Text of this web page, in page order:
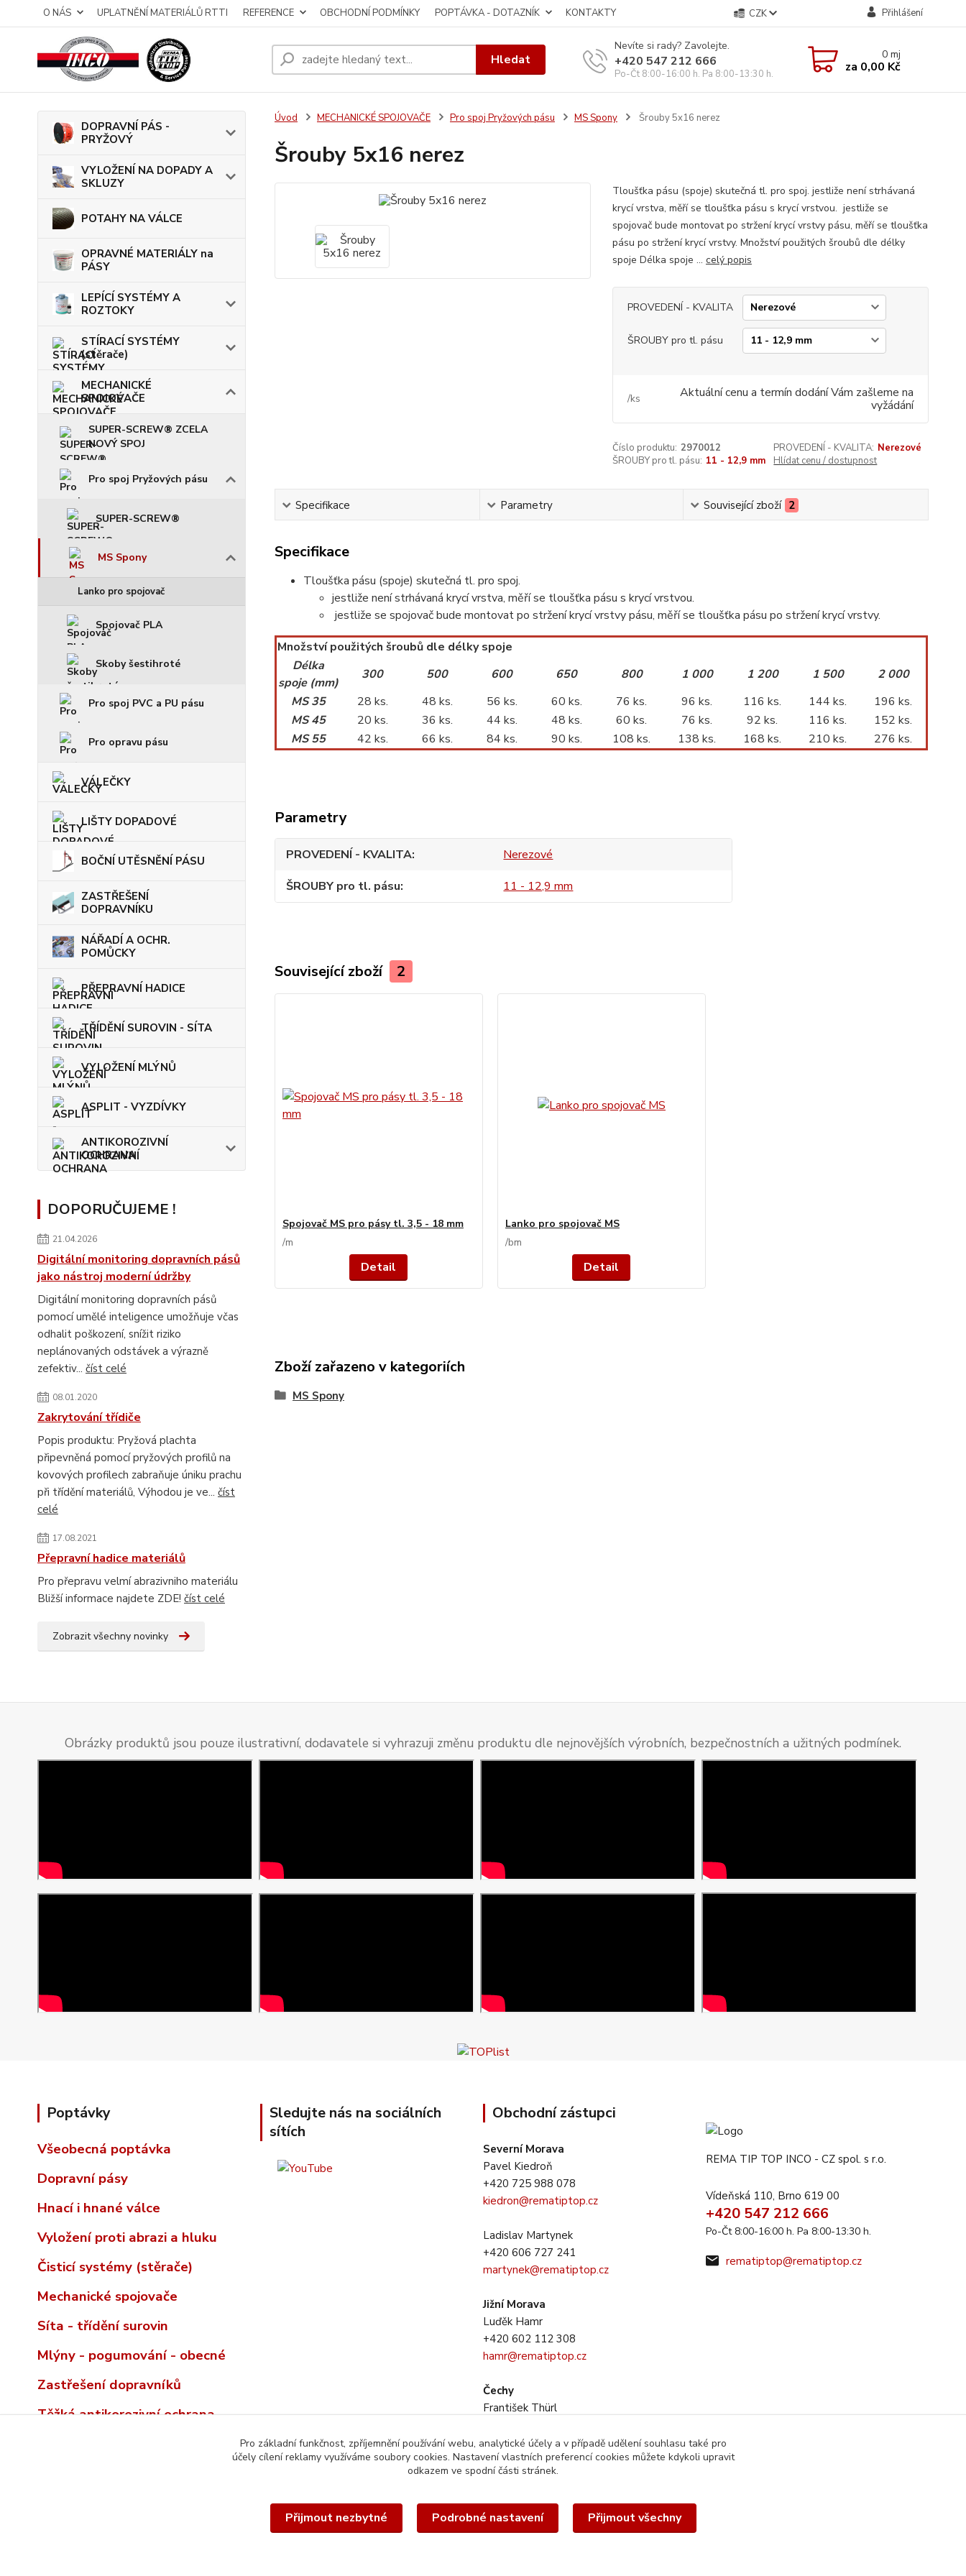
O NÁS UPLATNĚNÍ MATERIÁLŮ RTTI REFERENCE OBCHODNÍ PODMÍNKY POPTÁVKA - DOTAZNÍK KONTAKTY CZK Přihlášení
Hledat
Nevíte si rady? Zavolejte.
+420 547 212 666
Po-Čt 8:00-16:00 h. Pa 8:00-13:30 h.
0mj
za 0,00 Kč
DOPRAVNÍ PÁS -
PRYŽOVÝ
VYLOŽENÍ NA DOPADY A
SKLUZY
POTAHY NA VÁLCE
OPRAVNÉ MATERIÁLY na
PÁSY
LEPÍCÍ SYSTÉMY A
ROZTOKY
STÍRACÍ SYSTÉMY
(stěrače)
MECHANICKÉ
SPOJOVAČE
SUPER-SCREW® ZCELA
NOVÝ SPOJ
Pro spoj Pryžových pásu
SUPER-SCREW®
MS Spony
Lanko pro spojovač
Spojovač PLA
Skoby šestihroté
Pro spoj PVC a PU pásu
Pro opravu pásu
VÁLEČKY
LIŠTY DOPADOVÉ
BOČNÍ UTĚSNĚNÍ PÁSU
ZASTŘEŠENÍ
DOPRAVNÍKU
NÁŘADÍ A OCHR.
POMŮCKY
PŘEPRAVNÍ HADICE
TŘÍDĚNÍ SUROVIN - SÍTA
VYLOŽENÍ MLÝNŮ
ASPLIT - VYZDÍVKY
ANTIKOROZIVNÍ
OCHRANA
DOPORUČUJEME !
21.04.2026
Digitální monitoring dopravních pásů
jako nástroj moderní údržby
Digitální monitoring dopravních pásů
pomocí umělé inteligence umožňuje včas
odhalit poškození, snížit riziko
neplánovaných odstávek a výrazně
zefektiv... číst celé
08.01.2020
Zakrytování třídiče
Popis produktu: Pryžová plachta
připevněná pomocí pryžových profilů na
kovových profilech zabraňuje úniku prachu
při třídění materiálů, Výhodou je ve... číst
celé
17.08.2021
Přepravní hadice materiálů
Pro přepravu velmí abrazivniho materiálu
Bližší informace najdete ZDE! číst celé
Zobrazit všechny novinky
Úvod MECHANICKÉ SPOJOVAČE Pro spoj Pryžových pásu MS Spony Šrouby 5x16 nerez
Šrouby 5x16 nerez
Tloušťka pásu (spoje) skutečná tl. pro spoj. jestliže není strhávaná
krycí vrstva, měří se tloušťka pásu s krycí vrstvou. jestliže se
spojovač bude montovat po stržení krycí vrstvy pásu, měří se tloušťka
pásu po stržení krycí vrstvy. Množství použitých šroubů dle délky
spoje Délka spoje ... celý popis
PROVEDENÍ - KVALITA
ŠROUBY pro tl. pásu
/ks
Aktuální cenu a termín dodání Vám zašleme na
vyžádání
Číslo produktu: 2970012 PROVEDENÍ - KVALITA: Nerezové
ŠROUBY pro tl. pásu: 11 - 12,9 mm Hlídat cenu / dostupnost
Specifikace Parametry Související zboží 2
Specifikace
Tloušťka pásu (spoje) skutečná tl. pro spoj.
jestliže není strhávaná krycí vrstva, měří se tloušťka pásu s krycí vrstvou.
jestliže se spojovač bude montovat po stržení krycí vrstvy pásu, měří se tloušťka pásu po stržení krycí vrstvy.
Množství použitých šroubů dle délky spoje
Délka
spoje (mm)
300 500 600 650 800 1 000 1 200 1 500
2 000
MS 35
28 ks. 48 ks. 56 ks. 60 ks. 76 ks. 96 ks. 116 ks. 144 ks.
196 ks.
MS 45
20 ks. 36 ks. 44 ks. 48 ks. 60 ks. 76 ks. 92 ks. 116 ks.
152 ks.
MS 55
42 ks. 66 ks. 84 ks. 90 ks. 108 ks. 138 ks. 168 ks. 210 ks. 276 ks.
Parametry
PROVEDENÍ - KVALITA
Nerezové
ŠROUBY pro tl. pásu
11 - 12,9 mm
Související zboží 2
Spojovač MS pro pásy tl. 3,5 - 18 mm
/m
Detail
Lanko pro spojovač MS
/bm
Detail
Zboží zařazeno v kategoriích
MS Spony
Obrázky produktů jsou pouze ilustrativní, dodavatele si vyhrazuji změnu produktu dle nejnovějších výrobních, bezpečnostních a užitných podmínek.
Poptávky
Všeobecná poptávka
Dopravní pásy
Hnací i hnané válce
Vyložení proti abrazi a hluku
Čisticí systémy (stěrače)
Mechanické spojovače
Síta - třídění surovin
Mlýny - pogumování - obecné
Zastřešení dopravníků
Těžká antikorozivní ochrana
Sledujte nás na sociálních
sítích
Obchodní zástupci
Severní Morava
Pavel Kiedroň
+420 725 988 078
kiedron@rematiptop.cz
Ladislav Martynek
+420 606 727 241
martynek@rematiptop.cz
Jižní Morava
Luďěk Hamr
+420 602 112 308
hamr@rematiptop.cz
Čechy
František Thürl
thurl@rematiptop.cz
REMA TIP TOP INCO - CZ spol. s r.o.
Vídeňská 110, Brno 619 00
+420 547 212 666
Po-Čt 8:00-16:00 h. Pa 8:00-13:30 h.
rematiptop@rematiptop.cz
© 2026 REMA TIP-TOP INCO-CZ spol. s r.o. | Veškerý obsah této webové stránky je chráněn
Pro základní funkčnost, zpříjemnění používání webu, analytické účely a v případě udělení souhlasu také pro
účely cílení reklamy využíváme soubory cookies. Nastavení vlastních preferencí cookies můžete kdykoli upravit
odkazem ve spodní části stránek.
Přijmout nezbytné Podrobné nastavení Přijmout všechny